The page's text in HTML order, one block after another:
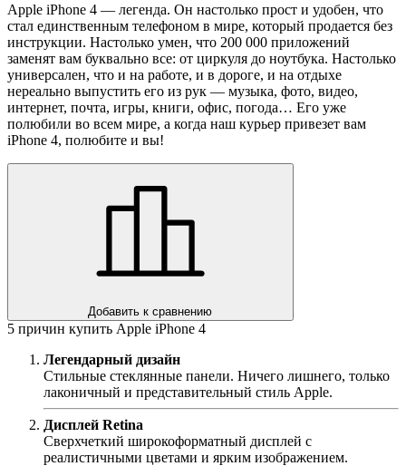
Apple iPhone 4 — легенда. Он настолько прост и удобен, что
стал единственным телефоном в мире, который продается без
инструкции. Настолько умен, что 200 000 приложений
заменят вам буквально все: от циркуля до ноутбука. Настолько
универсален, что и на работе, и в дороге, и на отдыхе
нереально выпустить его из рук — музыка, фото, видео,
интернет, почта, игры, книги, офис, погода… Его уже
полюбили во всем мире, а когда наш курьер привезет вам
iPhone 4, полюбите и вы!
Добавить к сравнению
5 причин купить Apple iPhone 4
Легендарный дизайн
Стильные стеклянные панели. Ничего лишнего, только
лаконичный и представительный стиль Apple.
Дисплей Retina
Сверхчеткий широкоформатный дисплей с
реалистичными цветами и ярким изображением.